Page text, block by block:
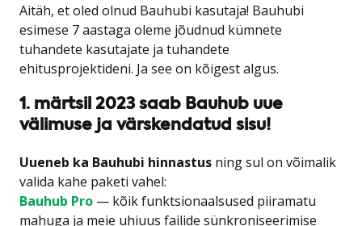
Aitäh, et oled olnud Bauhubi kasutaja! Bauhubi
esimese 7 aastaga oleme jõudnud kümnete
tuhandete kasutajate ja tuhandete
ehitusprojektideni. Ja see on kõigest algus.
1. märtsil 2023 saab Bauhub uue
välimuse ja värskendatud sisu!
Uueneb ka Bauhubi hinnastus ning sul on võimalik
valida kahe paketi vahel:
Bauhub Pro — kõik funktsionaalsused piiramatu
mahuga ja meie uhiuus failide sünkroniseerimise